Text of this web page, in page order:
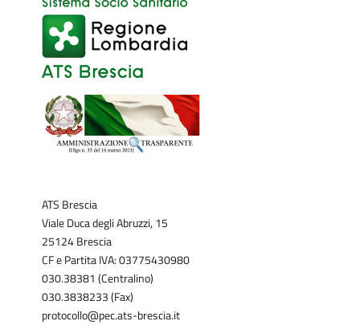
ATS Brescia
Viale Duca degli Abruzzi, 15
25124 Brescia
CF e Partita IVA: 03775430980
030.38381 (Centralino)
030.3838233 (Fax)
protocollo@pec.ats-brescia.it